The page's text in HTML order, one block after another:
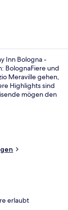
Inn Bologna -
BolognaFiere und
Meraville gehen,
Highlights sind
mögen den
erlaubt